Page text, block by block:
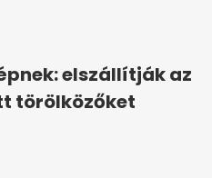
elszállítják az
törölközőket